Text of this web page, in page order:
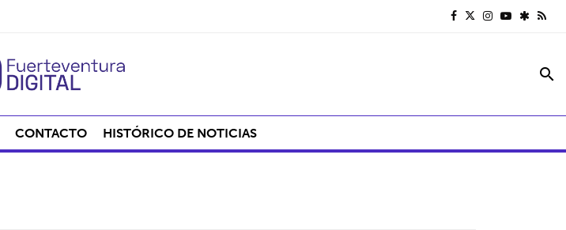
search
CONTACTO HISTÓRICO DE NOTICIAS